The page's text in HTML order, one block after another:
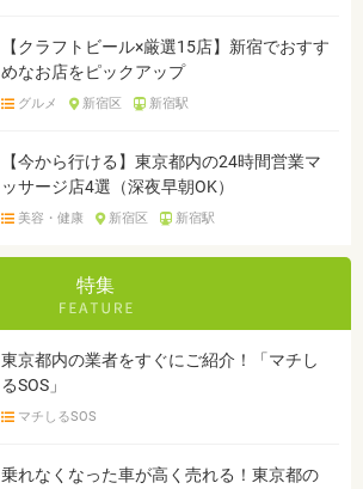
【クラフトビール×厳選15店】新宿でおすす
めなお店をピックアップ
グルメ 新宿区 新宿駅
【今から行ける】東京都内の24時間営業マ
ッサージ店4選（深夜早朝OK）
美容・健康 新宿区 新宿駅
特集
東京都内の業者をすぐにご紹介！「マチし
るSOS」
マチしるSOS
乗れなくなった車が高く売れる！東京都の